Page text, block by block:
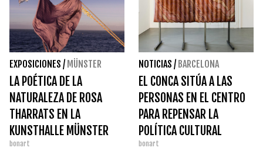
EXPOSICIONES / MÜNSTER
LA POÉTICA DE LA
NATURALEZA DE ROSA
THARRATS EN LA
KUNSTHALLE MÜNSTER
bonart
NOTICIAS / BARCELONA
EL CONCA SITÚA A LAS
PERSONAS EN EL CENTRO
PARA REPENSAR LA
POLÍTICA CULTURAL
bonart